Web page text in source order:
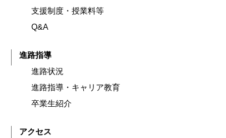
支援制度・授業料等
Q&A
進路指導
進路状況
進路指導・キャリア教育
卒業生紹介
アクセス